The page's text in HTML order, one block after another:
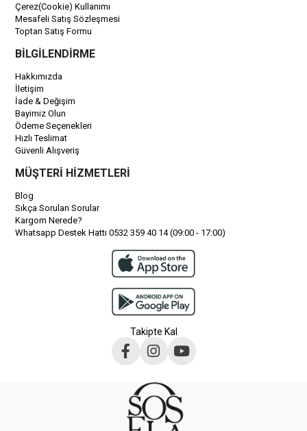
Çerez(Cookie) Kullanımı
Mesafeli Satış Sözleşmesi
Toptan Satış Formu
BİLGİLENDİRME
Hakkımızda
İletişim
İade & Değişim
Bayimiz Olun
Ödeme Seçenekleri
Hızlı Teslimat
Güvenli Alışveriş
MÜŞTERİ HİZMETLERİ
Blog
Sıkça Sorulan Sorular
Kargom Nerede?
Whatsapp Destek Hattı 0532 359 40 14 (09:00 - 17:00)
Takipte Kal